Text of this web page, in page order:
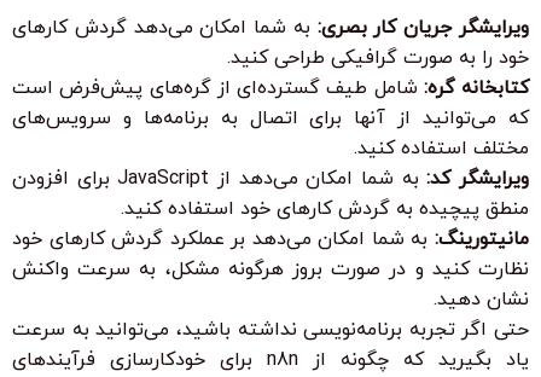
ویرایشگر جریان کار بصری: به شما امکان می‌دهد گردش کارهای
خود را به صورت گرافیکی طراحی کنید.
کتابخانه گره: شامل طیف گسترده‌ای از گره‌های پیش‌فرض است
که می‌توانید از آنها برای اتصال به برنامه‌ها و سرویس‌های
مختلف استفاده کنید.
ویرایشگر کد:
به شما امکان می‌دهد از JavaScript برای افزودن
منطق پیچیده به گردش کارهای خود استفاده کنید.
مانیتورینگ: به شما امکان می‌دهد بر عملکرد گردش کارهای خود
نظارت کنید و در صورت بروز هرگونه مشکل، به سرعت واکنش
نشان دهید.
حتی اگر تجربه برنامه‌نویسی نداشته باشید، می‌توانید به سرعت
یاد بگیرید که چگونه از n8n برای خودکارسازی فرآیندهای